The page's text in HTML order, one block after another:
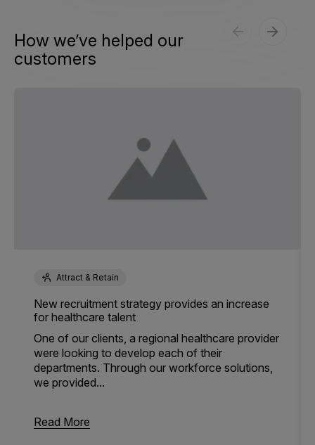
How we’ve helped our
customers
Attract & Retain
New recruitment strategy provides an increase
for healthcare talent
One of our clients, a regional healthcare provider
were looking to develop each of their
departments. Through our workforce solutions,
we provided...
Read More